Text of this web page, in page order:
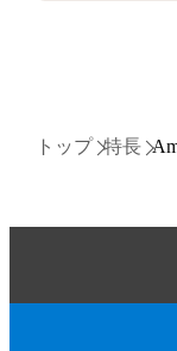
トップ 特長